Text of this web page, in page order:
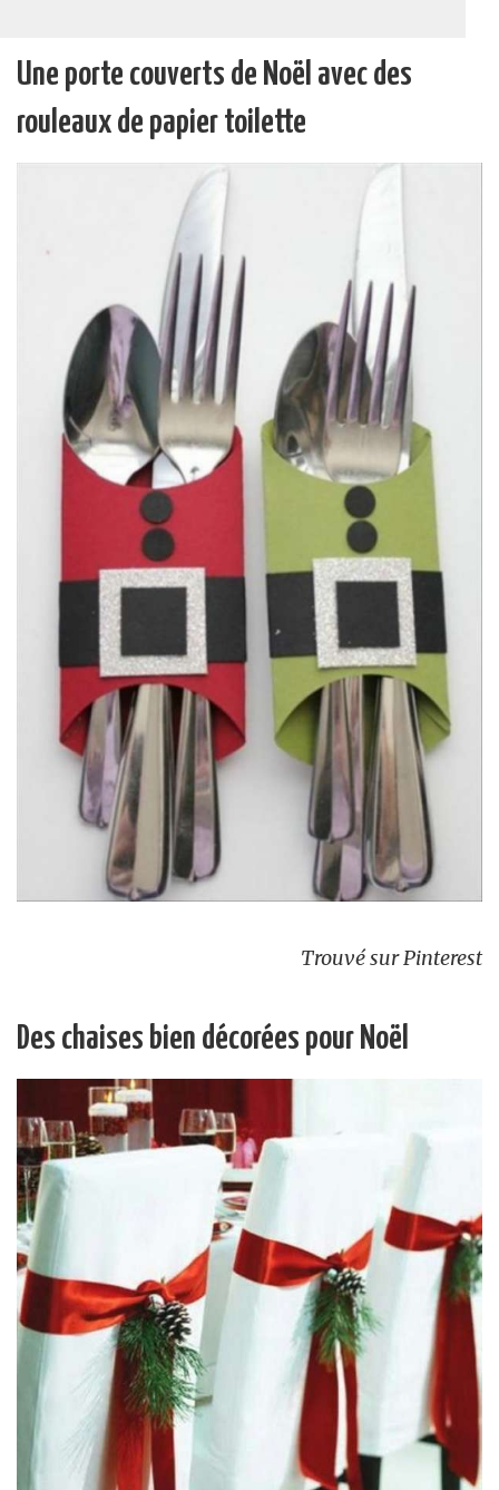
Une porte couverts de Noël avec des
rouleaux de papier toilette
Trouvé sur Pinterest
Des chaises bien décorées pour Noël